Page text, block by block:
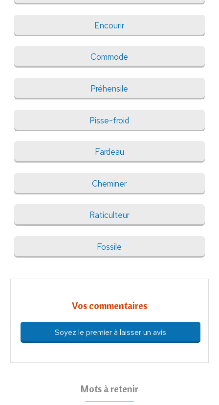
Encourir
Commode
Préhensile
Pisse-froid
Fardeau
Cheminer
Raticulteur
Fossile
Vos commentaires
Soyez le premier à laisser un avis
Mots à retenir